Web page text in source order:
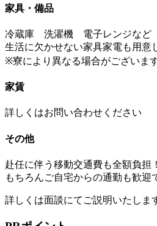
家具・備品
冷蔵庫 洗濯機 電子レンジなど
生活に欠かせない家具家電も用意
※寮により異なる場合がございま
家賃
詳しくはお問い合わせください
その他
赴任に伴う移動交通費も全額負担
もちろんご自宅からの通勤も歓迎
詳しくは面談にてご説明いたしま